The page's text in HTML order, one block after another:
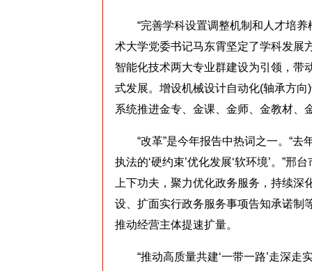
“完善学科设置调整机制和人才培养
术大学党委书记马东霄坚定了学科发展
智能化技术两大专业群建设为引领，带
式发展。增设机械设计自动化(轴承方
系统推进金专、金课、金师、金教材、
“改革”是今年报告中热词之一。“去
执法的‘硬约束’优化发展‘软环境’。”
上下功夫，聚力优化政务服务，持续深
设、扩面实行政务服务事项告知承诺制
推动经营主体提速扩量。
“推动高质量共建‘一带一路’走深走